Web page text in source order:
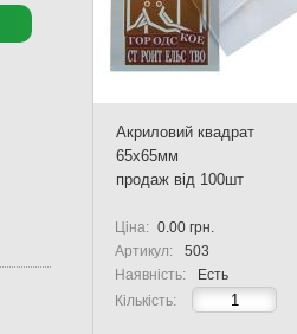
Акриловий квадрат
65х65мм
продаж від 100шт
Ціна: 0.00 грн.
Артикул:
503
Наявність:
Есть
Кількість: